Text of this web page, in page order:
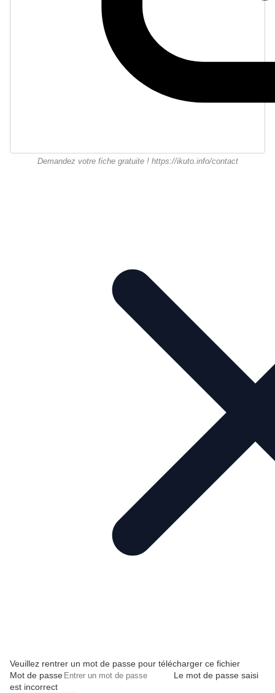
Demandez votre fiche gratuite ! https://ikuto.info/contact
Veuillez rentrer un mot de passe pour télécharger ce fichier
Mot de passe
Le mot de passe saisi
est incorrect